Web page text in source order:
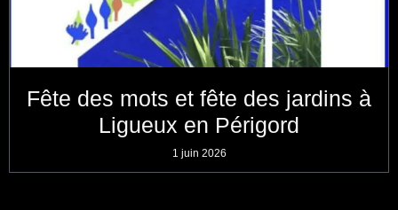
Fête des mots et fête des jardins à
Ligueux en Périgord
1 juin 2026